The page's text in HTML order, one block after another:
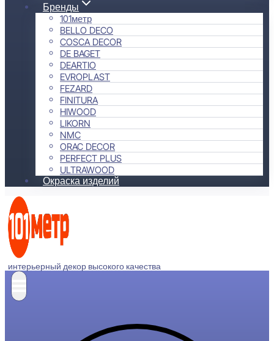
Бренды
101метр
BELLO DECO
COSCA DECOR
DE BAGET
DEARTIO
EVROPLAST
FEZARD
FINITURA
HIWOOD
LIKORN
NMC
ORAC DECOR
PERFECT PLUS
ULTRAWOOD
Окраска изделий
интерьерный декор высокого качества